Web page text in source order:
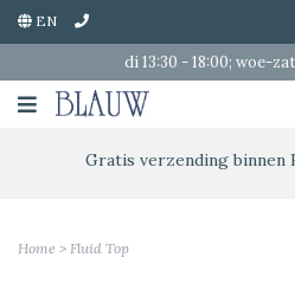
EN
di 13:30 - 18:00; woe-
Gratis verzending binnen
Home > Fluid Top